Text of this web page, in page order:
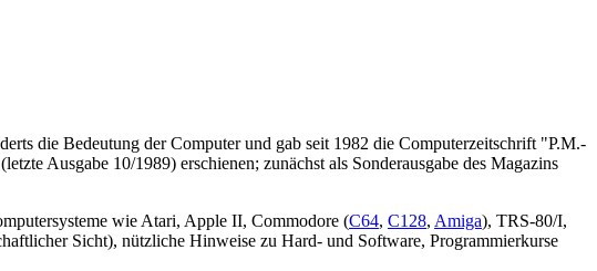
die Bedeutung der Computer und gab seit 1982 die Computerzeitschrift "P.M.-
Ausgabe 10/1989) erschienen; zunächst als Sonderausgabe des Magazins
wie Atari, Apple II, Commodore (C64, C128, Amiga), TRS-80/I,
Sicht), nützliche Hinweise zu Hard- und Software, Programmierkurse